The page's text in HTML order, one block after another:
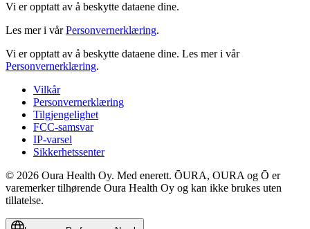
Vi er opptatt av å beskytte dataene dine.
Les mer i vårPersonvernerklæring.
Vi er opptatt av å beskytte dataene dine. Les mer i vår
Personvernerklæring.
Vilkår
Personvernerklæring
Tilgjengelighet
FCC-samsvar
IP-varsel
Sikkerhetssenter
© 2026 Oura Health Oy. Med enerett. ŌURA, OURA og Ō er
varemerker tilhørende Oura Health Oy og kan ikke brukes uten
tillatelse.